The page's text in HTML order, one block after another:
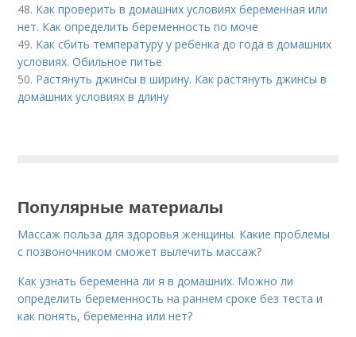
48. Как проверить в домашних условиях беременная или
нет. Как определить беременность по моче
49. Как сбить температуру у ребенка до года в домашних
условиях. Обильное питье
50. Растянуть джинсы в ширину. Как растянуть джинсы в
домашних условиях в длину
Популярные материалы
Массаж польза для здоровья женщины. Какие проблемы
с позвоночником сможет вылечить массаж?
Как узнать беременна ли я в домашних. Можно ли
определить беременность на раннем сроке без теста и
как понять, беременна или нет?